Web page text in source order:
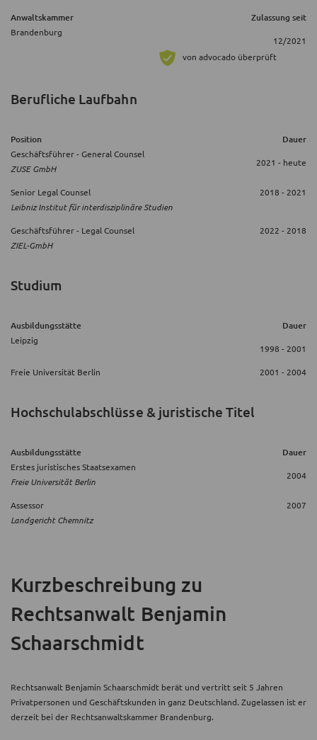
Anwaltskammer Zulassung seit
Brandenburg
12/2021
von advocado überprüft
Berufliche Laufbahn
Position Dauer
Geschäftsführer - General Counsel
ZUSE GmbH
2021 - heute
Senior Legal Counsel
Leibniz Institut für interdisziplinäre Studien
2018 - 2021
Geschäftsführer - Legal Counsel
ZIEL-GmbH
2022 - 2018
Studium
Ausbildungsstätte Dauer
Leipzig
1998 - 2001
Freie Universität Berlin 2001 - 2004
Hochschulabschlüsse & juristische Titel
Ausbildungsstätte Dauer
Erstes juristisches Staatsexamen
Freie Universität Berlin
2004
Assessor
Landgericht Chemnitz
2007
Kurzbeschreibung zu
Rechtsanwalt Benjamin
Schaarschmidt
Rechtsanwalt Benjamin Schaarschmidt berät und vertritt seit 5 Jahren
Privatpersonen und Geschäftskunden in ganz Deutschland. Zugelassen ist er
derzeit bei der Rechtsanwaltskammer Brandenburg.